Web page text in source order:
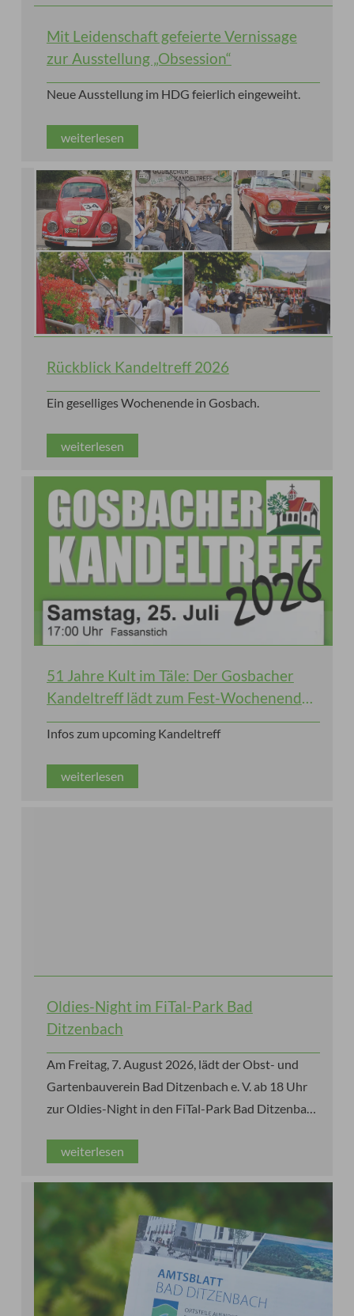
Mit Leidenschaft gefeierte Vernissage
zur Ausstellung „Obsession“
Neue Ausstellung im HDG feierlich eingeweiht.
weiterlesen
Rückblick Kandeltreff 2026
Ein geselliges Wochenende in Gosbach.
weiterlesen
51 Jahre Kult im Täle: Der Gosbacher
Kandeltreff lädt zum Fest-Wochenende
ein!
Infos zum upcoming Kandeltreff
Oldies-Night im FiTal-Park Bad
Ditzenbach
Am Freitag, 7. August 2026, lädt der Obst- und
zur Oldies-Night in den FiTal-Park Bad Ditzenbach
Sommerabend mit den größten Hits der 60er-,
70er- und 80er-Jahre, Live-Musik von Käppe alias
„Pink Panther“ und einem Special Guest sowie
leckeren Speisen und kühlen Getränken.
weiterlesen